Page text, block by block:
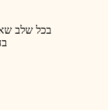
בכל שלב